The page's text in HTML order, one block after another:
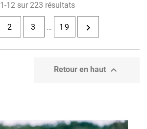
1-12 sur 223 résultats
2 3 … 19 
Retour en haut 